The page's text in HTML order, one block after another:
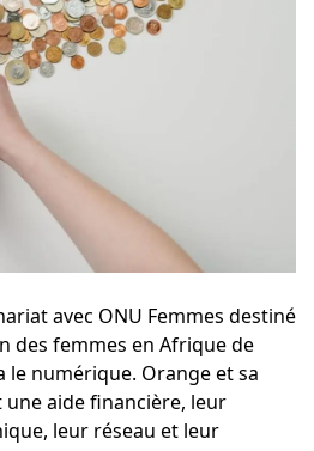
avec ONU Femmes destiné
des femmes en Afrique de
le numérique. Orange et sa
aide financière, leur
leur réseau et leur